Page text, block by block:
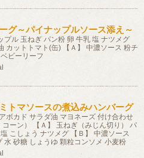
グ～パイナップルソース添え～
プル 玉ねぎ パン粉 卵 牛乳 塩 ナツメグ
カットトマト(缶) 【Ａ】 中濃ソース 粉チ
ビーリーフ
トマソースの煮込みハンバーグ
ボカド サラダ油 マヨネーズ 付け合わせ
コーン） 【Ａ】 玉ねぎ（みじん切り） パ
こしょう ナツメグ 【Ｂ】 中濃ソース
水 砂糖 しょうゆ 顆粒コンソメ 小麦粉